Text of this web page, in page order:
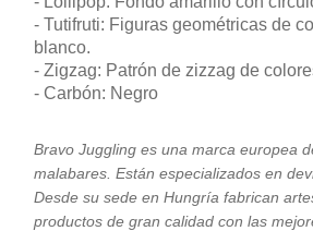
- Tutifruti: Figuras geométricas de
blanco.
- Zigzag: Patrón de zizzag de
- Carbón: Negro
Bravo Juggling es una marca europea
malabares. Están especializados en
Desde su sede en Hungría fabrican
productos de gran calidad con las